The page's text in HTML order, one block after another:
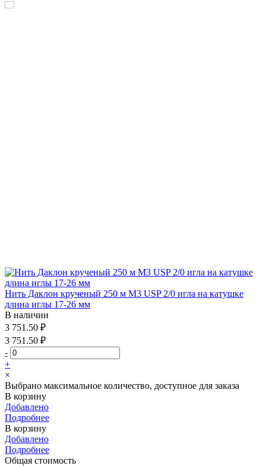
Нить Даклон крученый 250 м М3 USP 2/0 игла на катушке
длина иглы 17-26 мм
В наличии
3 751.50 ₽
3 751.50 ₽
-
+
×
Выбрано максимальное количество, доступное для заказа
В корзину
Добавлено
Подробнее
В корзину
Добавлено
Подробнее
Общая стоимость